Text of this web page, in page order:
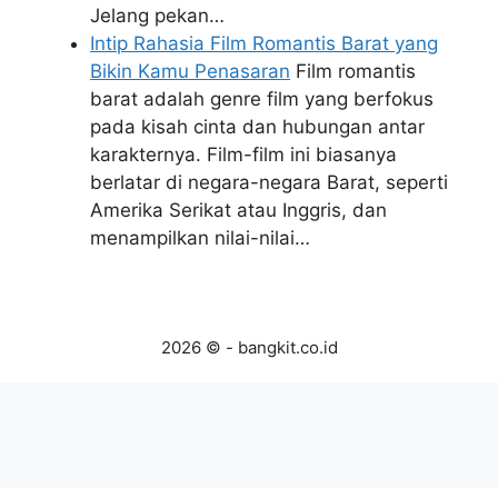
Jelang pekan…
Intip Rahasia Film Romantis Barat yang
Bikin Kamu Penasaran Film romantis
barat adalah genre film yang berfokus
pada kisah cinta dan hubungan antar
karakternya. Film-film ini biasanya
berlatar di negara-negara Barat, seperti
Amerika Serikat atau Inggris, dan
menampilkan nilai-nilai…
2026 © - bangkit.co.id